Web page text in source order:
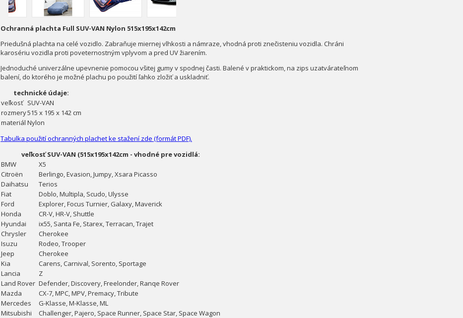
Ochranná plachta Full SUV-VAN Nylon 515x195x142cm
Priedušná plachta na celé vozidlo. Zabraňuje miernej vlhkosti a námraze, vhodná proti znečisteniu vozidla. Chráni
karosériu vozidla proti poveternostným vplyvom a pred UV žiarením.
Jednoduché univerzálne upevnenie pomocou všitej gumy v spodnej časti. Balené v praktickom, na zips uzatvárateľnom
balení, do ktorého je možné plachu po použití ľahko zložiť a uskladniť.
technické údaje:
veľkosť SUV-VAN
rozmery515 x 195 x 142 cm
materiál Nylon
Tabulka použití ochranných plachet ke stažení zde (formát PDF).
veľkosť SUV-VAN (515x195x142cm - vhodné pre vozidlá:
BMW
X5
Citroën
Berlingo, Evasion, Jumpy, Xsara Picasso
Daihatsu
Terios
Fiat
Doblo, Multipla, Scudo, Ulysse
Ford
Explorer, Focus Turnier, Galaxy, Maverick
Honda
CR-V, HR-V, Shuttle
Hyundai
ix55, Santa Fe, Starex, Terracan, Trajet
Chrysler
Cherokee
Isuzu
Rodeo, Trooper
Jeep
Cherokee
Kia
Carens, Carnival, Sorento, Sportage
Lancia
Z
Land Rover Defender, Discovery, Freelonder, Ranqe Rover
Mazda
CX-7, MPC, MPV, Premacy, Tribute
Mercedes
G-Klasse, M-Klasse, ML
Mitsubishi
Challenger, Pajero, Space Runner, Space Star, Space Wagon